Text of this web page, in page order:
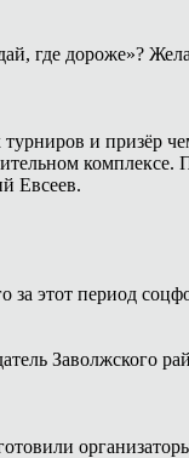
где дороже»?
и призёр
Евсеев.
за этот период
Заволжского